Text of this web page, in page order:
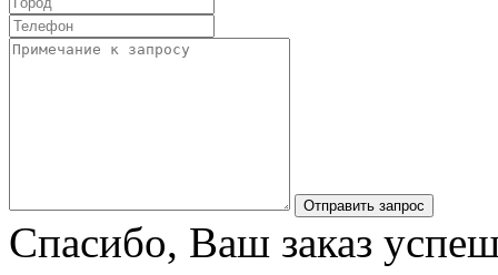
Отправить запрос
Спасибо, Ваш заказ